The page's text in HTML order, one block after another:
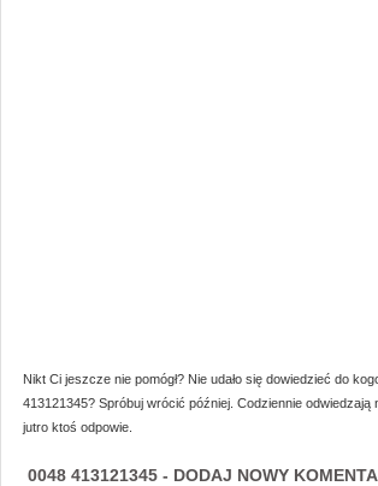
Nikt Ci jeszcze nie pomógł? Nie udało się dowiedzieć do
413121345? Spróbuj wrócić później. Codziennie
jutro ktoś odpowie.
0048 413121345 - DODAJ NOWY